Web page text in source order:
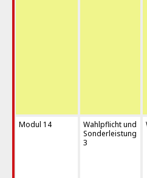
Modul 14
Wahlpflicht und
Sonderleistung
3